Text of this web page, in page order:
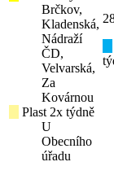
Brčkov,
Kladenská,
Nádraží
ČD,
Velvarská,
Za
Kovárnou
Plast 2x týdně
U
Obecního
úřadu